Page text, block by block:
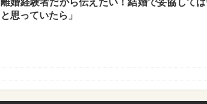
離婚経験者だから伝えたい！結婚で妥協して
と思っていたら」